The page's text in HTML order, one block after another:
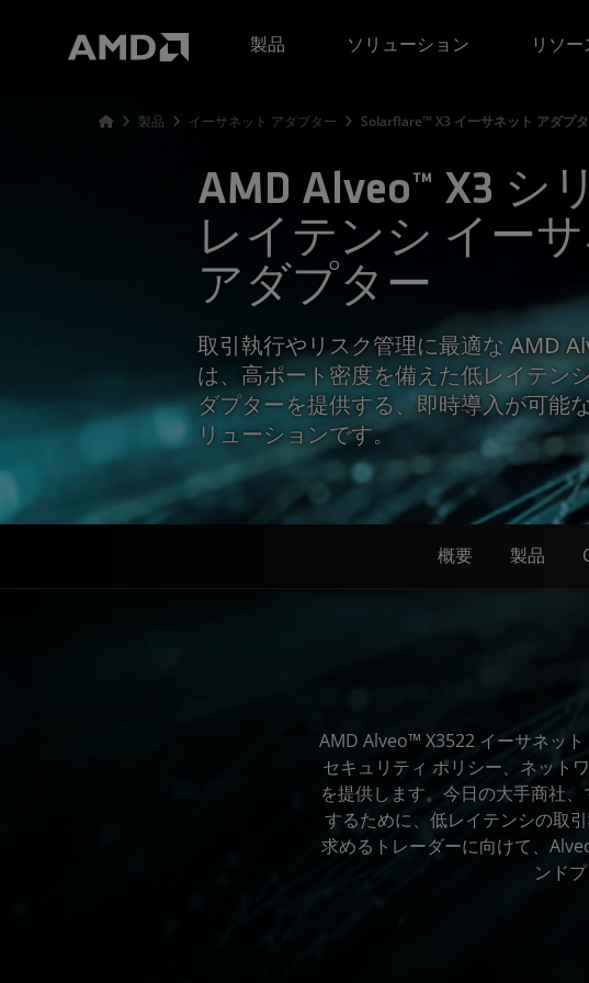
製品
ソリューション リソ
製品 イーサネット アダプター Solarflare™ X3 イーサネット アダプ
AMD Alveo™ X3 シ
レイテンシ イーサ
アダプター
取引執行やリスク管理に最適な AMD
は、高ポート密度を備えた低レイテン
ダプターを提供する、即時導入が可能
リューションです。
概要 製品
AMD Alveo™ X3522 イーサネッ
セキュリティ ポリシー、ネット
を提供します。今日の大手商社
するために、低レイテンシの取
求めるトレーダーに向けて、
ンド